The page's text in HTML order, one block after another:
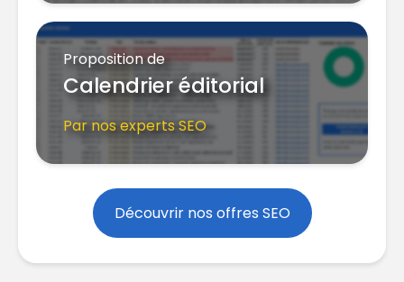
Proposition de
Calendrier éditorial
Par nos experts SEO
Découvrir nos offres SEO